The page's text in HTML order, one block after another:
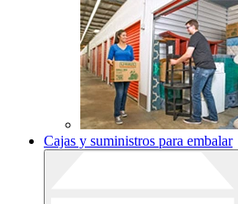
Cajas y suministros para embalar